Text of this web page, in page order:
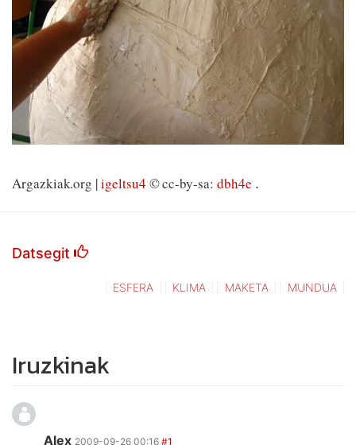
Argazkiak.org |igeltsu4 © cc-by-sa: dbh4e .
Datsegit
ESFERA KLIMA MAKETA MUNDUA
Iruzkinak
Alex 2009-09-26 00:16 #1